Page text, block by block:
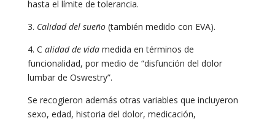
hasta el límite de tolerancia.
3. Calidad del sueño(también medido con EVA).
4. C alidad de vidamedida en términos de
funcionalidad, por medio de “disfunción del dolor
lumbar de Oswestry”.
Se recogieron además otras variables que incluyeron
sexo, edad, historia del dolor, medicación,